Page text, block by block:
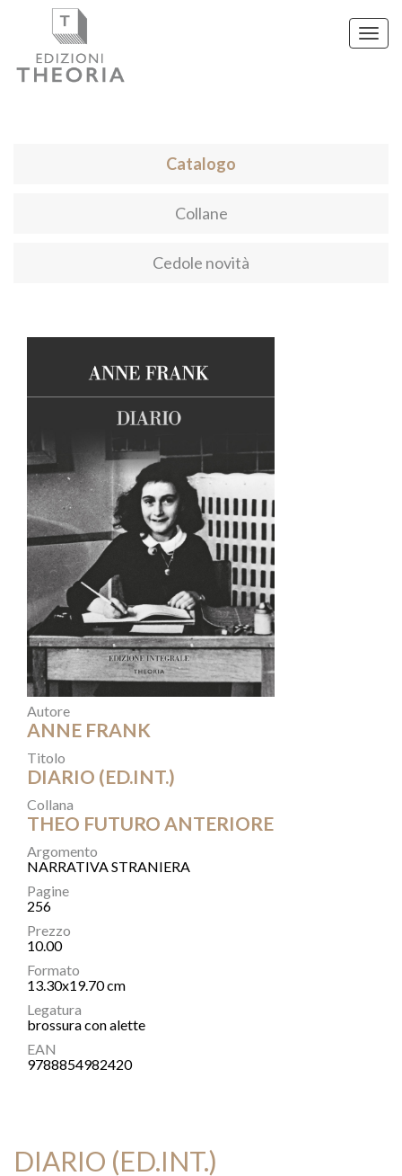
Catalogo
Collane
Cedole novità
Autore
ANNE FRANK
Titolo
DIARIO (ED.INT.)
Collana
THEO FUTURO ANTERIORE
Argomento
NARRATIVA STRANIERA
Pagine
256
Prezzo
10.00
Formato
13.30x19.70 cm
Legatura
brossura con alette
EAN
9788854982420
DIARIO (ED.INT.)